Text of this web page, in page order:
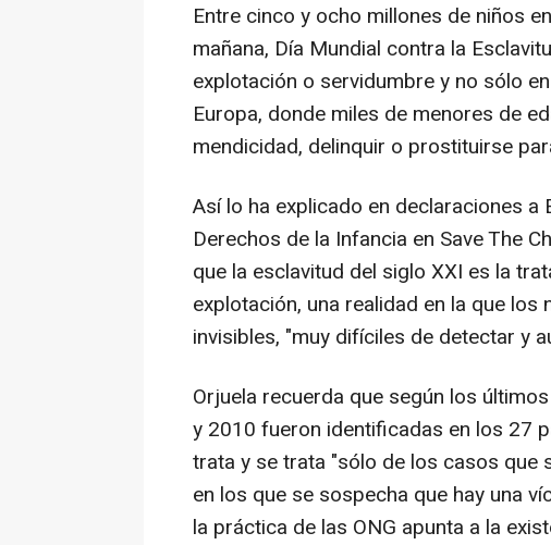
Entre cinco y ocho millones de niños
mañana, Día Mundial contra la
explotación o servidumbre y no sólo
Europa, donde miles de menores de
mendicidad, delinquir o prostituirse
Así lo ha explicado en declaraciones
Derechos de la Infancia en Save The
que la esclavitud del siglo XXI es la
explotación, una realidad en la que
invisibles, "muy difíciles de detectar y
Orjuela recuerda que según los
y 2010 fueron identificadas en los 27
trata y se trata "sólo de los casos que
en los que se sospecha que hay una
la práctica de las ONG apunta a la